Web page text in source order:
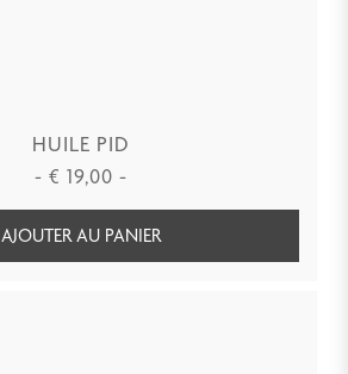
HUILE PID
- € 19,00 -
AJOUTER AU PANIER